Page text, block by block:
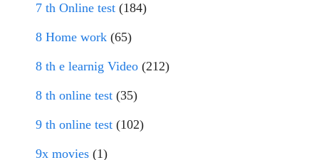
7 th Online test (184)
8 Home work (65)
8 th e learnig Video (212)
8 th online test (35)
9 th online test (102)
9x movies (1)